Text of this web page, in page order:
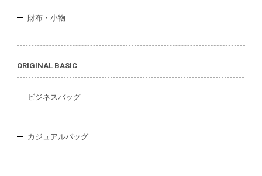
財布・小物
ORIGINAL BASIC
ビジネスバッグ
カジュアルバッグ